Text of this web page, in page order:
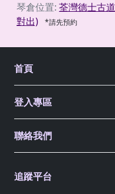
琴倉位置: 荃灣德士古
對出)
*請先預約
首頁
登入專區
聯絡我們
追蹤平台